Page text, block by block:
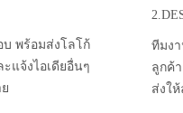
พร้อมส่งโลโก้
แจ้งไอเดียอื่นๆ
ทีมง
ลูกค้
ส่งใ